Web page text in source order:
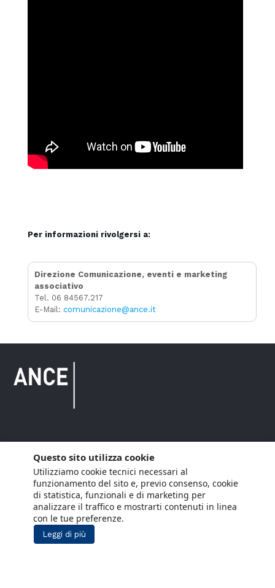
Per informazioni rivolgersi a:
Direzione Comunicazione, eventi e marketing
associativo
Tel. 06 84567.217
E-Mail: comunicazione@ance.it
Copyright © 2021 ANCE. Tutti i diritti riservati.
Privacy
Arianna Net
Società di
servizi
Cookie Policy
Arianna CE
Gestisci cookie
Social Media Policy
Questo sito utilizza cookie
Utilizziamo cookie tecnici necessari al
funzionamento del sito e, previo consenso, cookie
di statistica, funzionali e di marketing per
analizzare il traffico e mostrarti contenuti in linea
con le tue preferenze.
Leggi di più